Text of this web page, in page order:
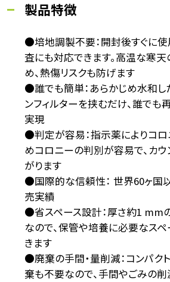
製品特徴
●培地調製不要：開封後すぐに使
査にも対応できます。高温な寒
め、熱傷リスクも防げます
●誰でも簡単：あらかじめ水和し
ンフィルターを挟むだけ、誰で
実現
●判定が容易：指示薬によりコ
めコロニーの判別が容易で、カ
がります
●国際的な信頼性： 世界60ヶ国
売実績
●省スペース設計：厚さ約1 mm
なので、保管や培養に必要なス
きます
●廃棄の手間・量削減：コンパク
棄も不要なので、手間やごみの